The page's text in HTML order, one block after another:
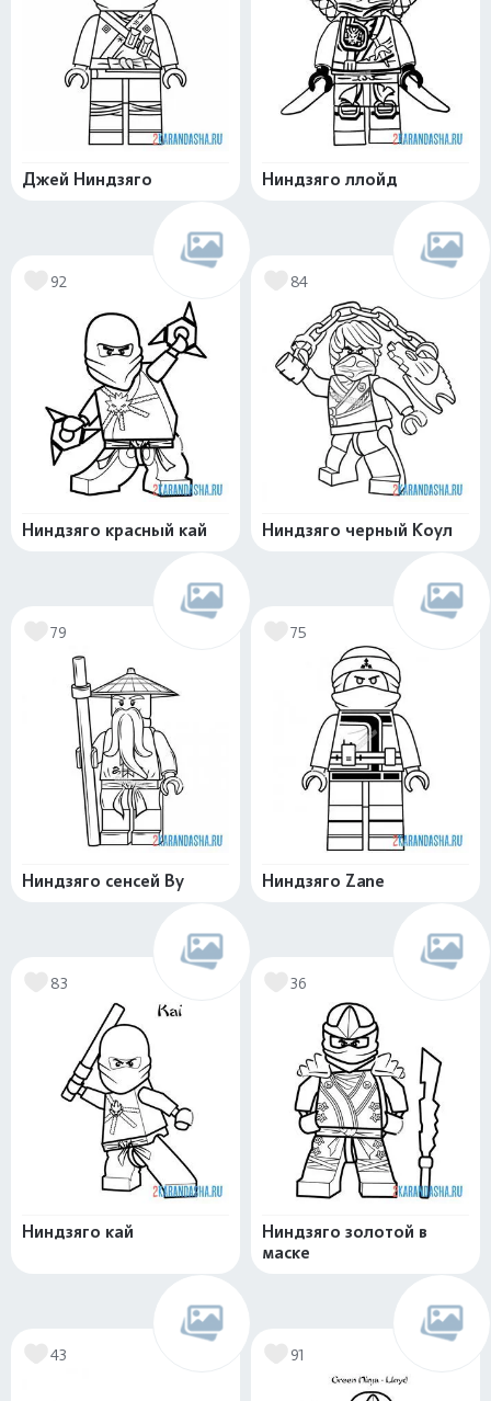
Джей Ниндзяго Ниндзяго ллойд
92
Ниндзяго красный кай
84
Ниндзяго черный Коул
79
Ниндзяго сенсей Ву
75
Ниндзяго Zane
83
Ниндзяго кай
36
Ниндзяго золотой в
маске
43 91